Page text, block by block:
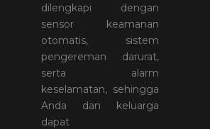
dilengkapi dengan
sensor keamanan
otomatis, sistem
pengereman darurat,
serta alarm
keselamatan, sehingga
Anda dan keluarga
dapat